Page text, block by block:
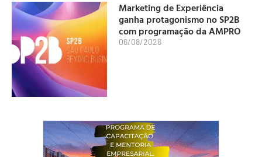
Marketing de Experiência
ganha protagonismo no SP2B
com programação da AMPRO
06/08/2026